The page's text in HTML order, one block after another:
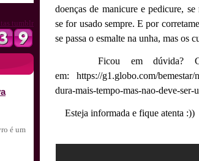
tumblr
é um
doenças de manicure e pedicure,
se for usado sempre. E por
se passa o esmalte na unha, mas os
Ficou em dúvida?
em: https://g1.globo.com/bemestar/
dura-mais-tempo-mas-nao-deve-ser-
Esteja informada e fique atenta :))